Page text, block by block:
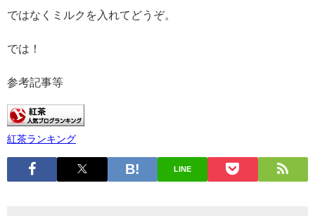
ではなくミルクを入れてどうぞ。
では！
参考記事等
紅茶ランキング
LINE